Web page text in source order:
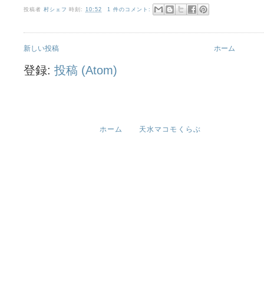
投稿者 村シェフ 時刻: 10:52 1 件のコメント:
新しい投稿 ホーム
登録: 投稿 (Atom)
ホーム 天水マコモくらぶ